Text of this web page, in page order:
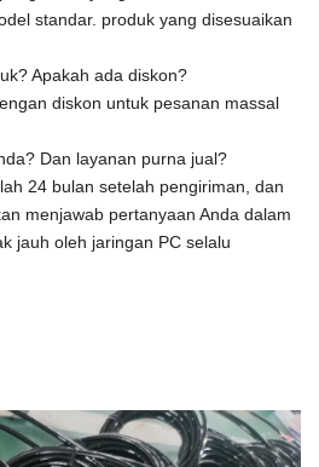
standar. produk yang disesuaikan
Apakah ada diskon?
diskon untuk pesanan massal
Dan layanan purna jual?
24 bulan setelah pengiriman, dan
menjawab pertanyaan Anda dalam
jauh oleh jaringan PC selalu